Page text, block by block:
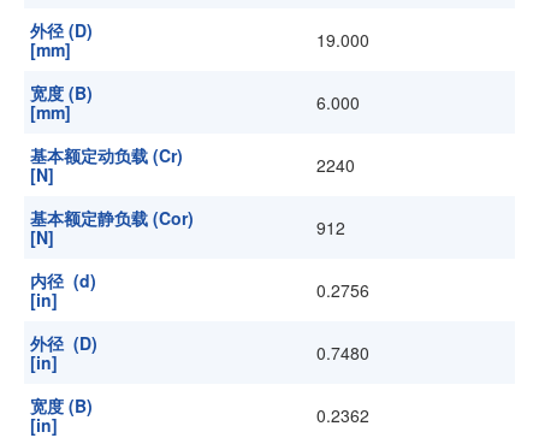
外径 (D)
[mm]
19.000
宽度 (B)
[mm]
6.000
基本额定动负载 (Cr)
[N]
2240
基本额定静负载 (Cor)
[N]
912
内径 (d)
[in]
0.2756
外径 (D)
[in]
0.7480
宽度 (B)
[in]
0.2362